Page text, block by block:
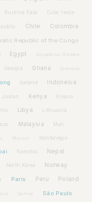
Burkina Faso Cabo Verde
Chile Colombia
Republic of the Congo
Egypt Equatorial Guinea
Georgia Ghana Grenada
Iceland Indonesia
Jordan Kenya Kosovo
Libya Lithuania
Malaysia Mali
Monaco Montenegro
Namibia Nepal
North Korea Norway
Paris Peru Poland
Samoa São Paulo